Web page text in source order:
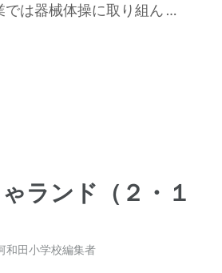
は器械体操に取り組ん …
ランド（２・１
和田小学校編集者